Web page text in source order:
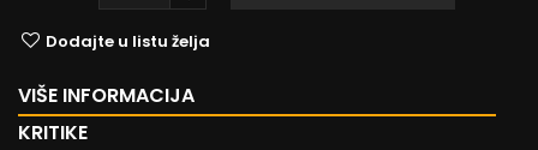
Dodajte u listu želja
VIŠE INFORMACIJA
KRITIKE